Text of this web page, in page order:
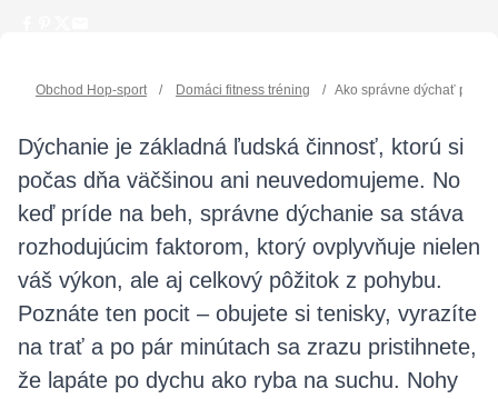
Obchod Hop-sport / Domáci fitness tréning / Ako správne dýchať pri
Dýchanie je základná ľudská činnosť, ktorú si
počas dňa väčšinou ani neuvedomujeme. No
keď príde na beh, správne dýchanie sa stáva
rozhodujúcim faktorom, ktorý ovplyvňuje nielen
váš výkon, ale aj celkový pôžitok z pohybu.
Poznáte ten pocit – obujete si tenisky, vyrazíte
na trať a po pár minútach sa zrazu pristihnete,
že lapáte po dychu ako ryba na suchu. Nohy